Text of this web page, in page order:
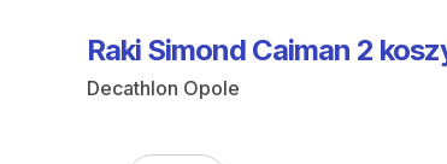
Raki Simond Caiman 2
Decathlon Opole